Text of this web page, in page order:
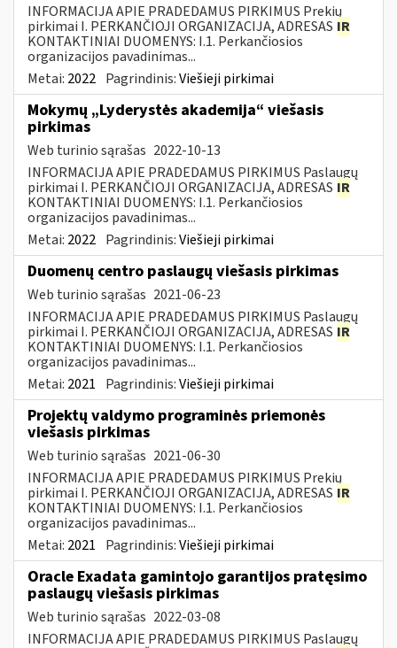
INFORMACIJA APIE PRADEDAMUS PIRKIMUS Prekių
pirkimai I. PERKANČIOJI ORGANIZACIJA, ADRESAS IR
KONTAKTINIAI DUOMENYS: I.1. Perkančiosios
organizacijos pavadinimas...
Metai: 2022 Pagrindinis:Viešieji pirkimai
Mokymų „Lyderystės akademija“ viešasis
pirkimas
Web turinio sąrašas 2022-10-13
INFORMACIJA APIE PRADEDAMUS PIRKIMUS Paslaugų
pirkimai I. PERKANČIOJI ORGANIZACIJA, ADRESAS IR
KONTAKTINIAI DUOMENYS: I.1. Perkančiosios
organizacijos pavadinimas...
Metai: 2022 Pagrindinis:Viešieji pirkimai
Duomenų centro paslaugų viešasis pirkimas
Web turinio sąrašas 2021-06-23
INFORMACIJA APIE PRADEDAMUS PIRKIMUS Paslaugų
pirkimai I. PERKANČIOJI ORGANIZACIJA, ADRESAS IR
KONTAKTINIAI DUOMENYS: I.1. Perkančiosios
organizacijos pavadinimas...
Metai: 2021 Pagrindinis:Viešieji pirkimai
Projektų valdymo programinės priemonės
viešasis pirkimas
Web turinio sąrašas 2021-06-30
INFORMACIJA APIE PRADEDAMUS PIRKIMUS Prekių
pirkimai I. PERKANČIOJI ORGANIZACIJA, ADRESAS IR
KONTAKTINIAI DUOMENYS: I.1. Perkančiosios
organizacijos pavadinimas...
Metai: 2021 Pagrindinis:Viešieji pirkimai
Oracle Exadata gamintojo garantijos pratęsimo
paslaugų viešasis pirkimas
Web turinio sąrašas 2022-03-08
INFORMACIJA APIE PRADEDAMUS PIRKIMUS Paslaugų